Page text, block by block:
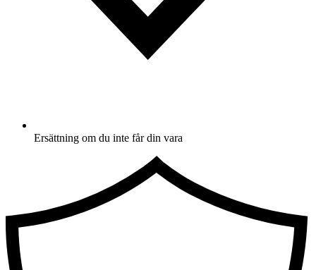
Ersättning om du inte får din vara